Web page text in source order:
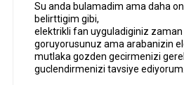
Su anda bulamadim ama daha
belirttigim gibi,
elektrikli fan uyguladiginiz
goruyorusunuz ama arabanizin
mutlaka gozden gecirmenizi
guclendirmenizi tavsiye ediyorum.